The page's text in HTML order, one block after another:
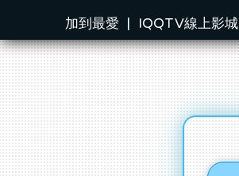
加到最愛 | IQQTV線上影城